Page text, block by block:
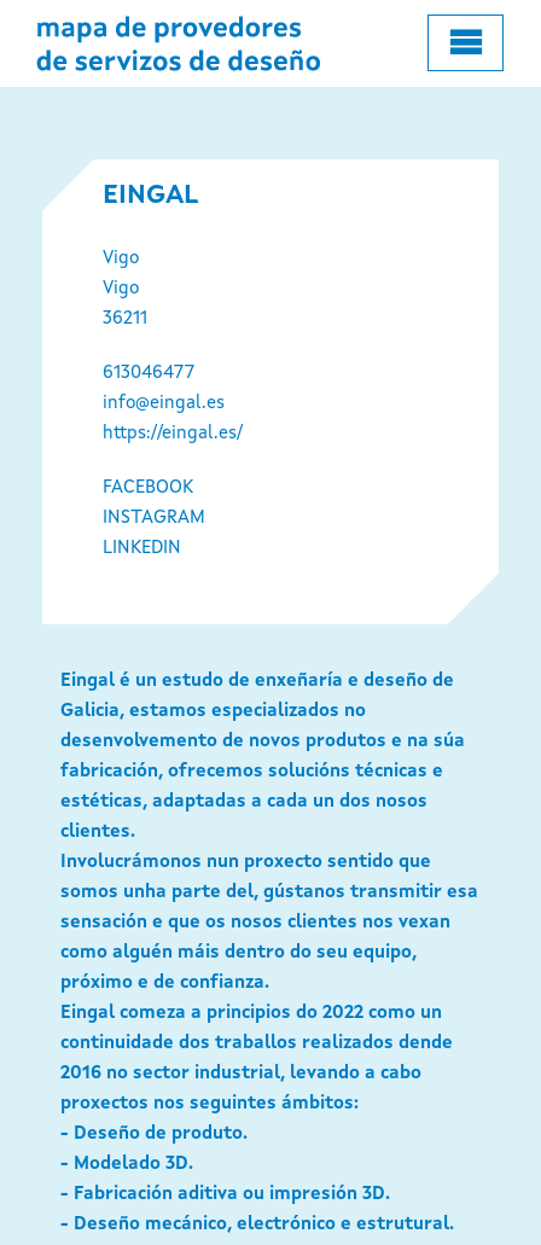
contido
EINGAL
Vigo
Vigo
36211
613046477
info@eingal.es
https://eingal.es/
FACEBOOK
INSTAGRAM
LINKEDIN
Eingal é un estudo de enxeñaría e deseño de
Galicia, estamos especializados no
desenvolvemento de novos produtos e na súa
fabricación, ofrecemos solucións técnicas e
estéticas, adaptadas a cada un dos nosos
clientes.
Involucrámonos nun proxecto sentido que
somos unha parte del, gústanos transmitir esa
sensación e que os nosos clientes nos vexan
como alguén máis dentro do seu equipo,
próximo e de confianza.
Eingal comeza a principios do 2022 como un
continuidade dos traballos realizados dende
2016 no sector industrial, levando a cabo
proxectos nos seguintes ámbitos:
- Deseño de produto.
- Modelado 3D.
- Fabricación aditiva ou impresión 3D.
- Deseño mecánico, electrónico e estrutural.